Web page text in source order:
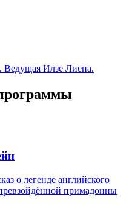
Ведущая Илзе Лиепа.
о легенде английского
примадонны